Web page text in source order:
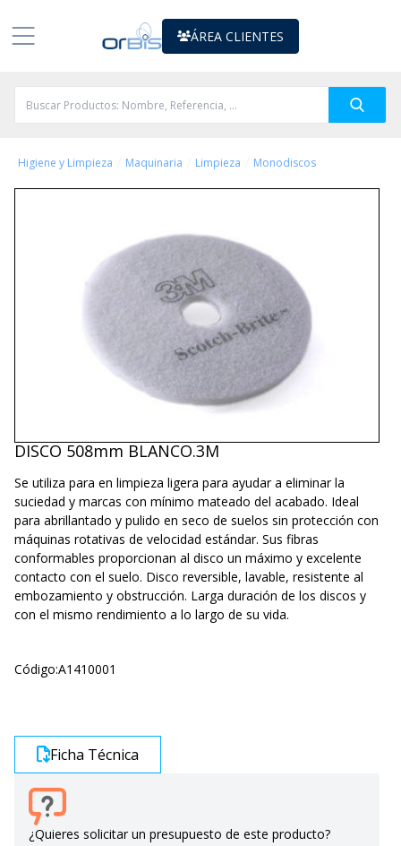
ÁREA CLIENTES
Higiene y Limpieza Maquinaria Limpieza Monodiscos
DISCO 508mm BLANCO.3M
Se utiliza para en limpieza ligera para ayudar a eliminar la
suciedad y marcas con mínimo mateado del acabado. Ideal
para abrillantado y pulido en seco de suelos sin protección con
máquinas rotativas de velocidad estándar. Sus fibras
conformables proporcionan al disco un máximo y excelente
contacto con el suelo. Disco reversible, lavable, resistente al
embozamiento y obstrucción. Larga duración de los discos y
con el mismo rendimiento a lo largo de su vida.
Código:A1410001
Ficha Técnica
¿Quieres solicitar un presupuesto de este producto?